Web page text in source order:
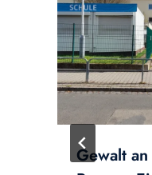
Gewalt